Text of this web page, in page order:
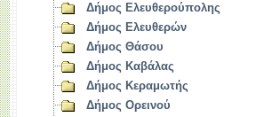
Δήμος Ελευθερούπολης
Δήμος Ελευθερών
Δήμος Θάσου
Δήμος Καβάλας
Δήμος Κεραμωτής
Δήμος Ορεινού